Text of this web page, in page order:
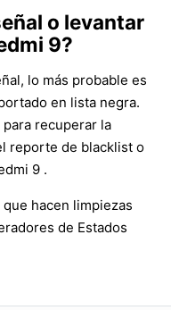
o levantar
9?
lo más probable es
en lista negra.
recuperar la
reporte de blacklist o
9 .
hacen limpiezas
de Estados